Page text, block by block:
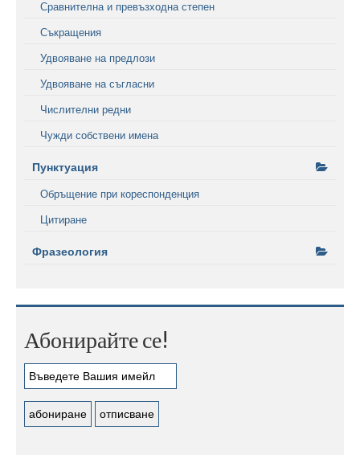
Сравнителна и превъзходна степен
Съкращения
Удвояване на предлози
Удвояване на съгласни
Числителни редни
Чужди собствени имена
Пунктуация
Обръщение при кореспонденция
Цитиране
Фразеология
Абонирайте се!